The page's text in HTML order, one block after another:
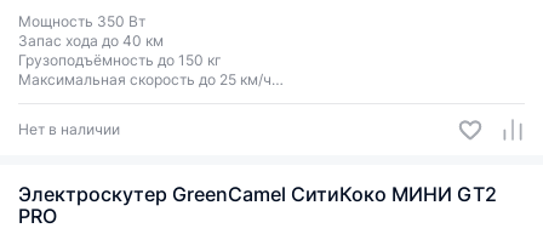
Мощность 350 Вт
Запас хода до 40 км
Грузоподъёмность до 150 кг
Максимальная скорость до 25 км/ч
Двухместный
Нет в наличии
Электроскутер GreenCamel СитиКоко МИНИ GT2
PRO